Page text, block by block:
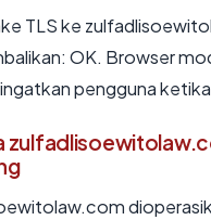
TLS ke
OK. Browser
pengguna ketika